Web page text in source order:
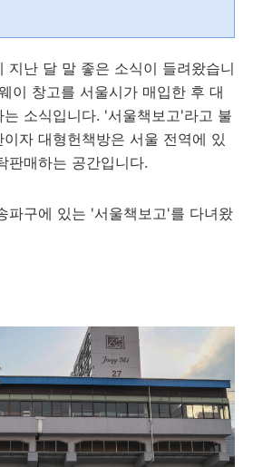
지난 달 말 좋은 소식이 들려왔습니
이 창고를 서울시가 매입한 후 대
소식입니다. '서울책보고'라고 불
자 대형헌책방은 서울 전역에 있
판매하는 공간입니다.
파구에 있는 '서울책보고'를 다녀왔